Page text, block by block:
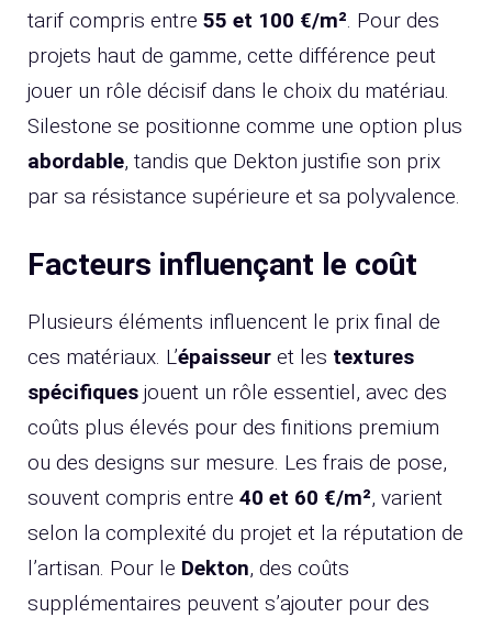
tarif compris entre 55 et 100 €/m². Pour des
projets haut de gamme, cette différence peut
jouer un rôle décisif dans le choix du matériau.
Silestone se positionne comme une option plus
abordable, tandis que Dekton justifie son prix
par sa résistance supérieure et sa polyvalence.
Facteurs influençant le coût
Plusieurs éléments influencent le prix final de
ces matériaux. L’épaisseur et les textures
spécifiques jouent un rôle essentiel, avec des
coûts plus élevés pour des finitions premium
ou des designs sur mesure. Les frais de pose,
souvent compris entre 40 et 60 €/m², varient
selon la complexité du projet et la réputation de
l’artisan. Pour le Dekton, des coûts
supplémentaires peuvent s’ajouter pour des